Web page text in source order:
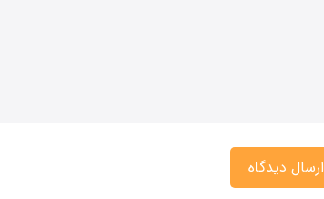
ارسال دیدگاه